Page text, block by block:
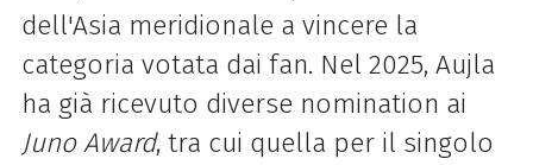
dell'Asia meridionale a vincere la
categoria votata dai fan. Nel 2025, Aujla
ha già ricevuto diverse nomination ai
Juno Award, tra cui quella per il singolo